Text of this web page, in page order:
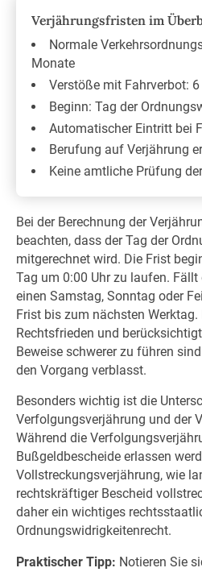
Verjährungsfristen im
Normale
Monate
Verstöße mit Fahrverbot:
Beginn: Tag der
Automatischer Eintritt bei
Berufung auf Verjährung
Keine amtliche Prüfung
Bei der Berechnung der
beachten, dass der Tag der
mitgerechnet wird. Die Frist
Tag um 0:00 Uhr zu laufen.
einen Samstag, Sonntag oder
Frist bis zum nächsten
Rechtsfrieden und
Beweise schwerer zu führen
den Vorgang verblasst.
Besonders wichtig ist die
Verfolgungsverjährung und der
Während die
Bußgeldbescheide erlassen
Vollstreckungsverjährung, wie
rechtskräftiger Bescheid
daher ein wichtiges
Ordnungswidrigkeitenrecht.
Praktischer Tipp: Notieren Sie